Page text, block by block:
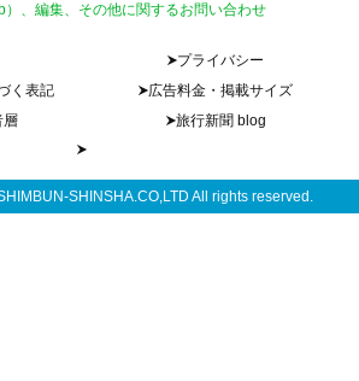
）、編集、その他に関するお問い合わせ
プライバシー
く表記
広告料金・掲載サイズ
層
旅行新聞 blog
SHINSHA.CO,LTD All rights reserved.